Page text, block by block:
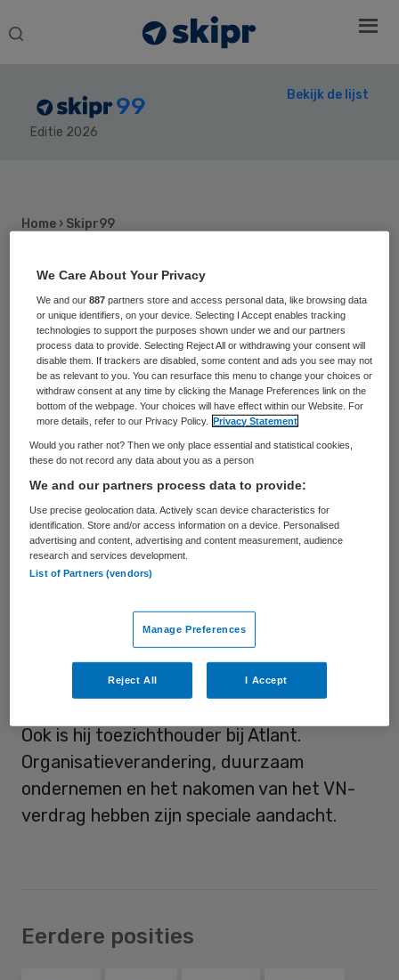
Search
99
Editie 2026
Bekijk de lijst
Home › Skipr99
14 Positie vorig jaar: 7
Ernst Klunder
Ernst Klunder (1963) is sinds april 2023
voorzitter van de raad van bestuur van ’s
Heeren Loo, de grootste aanbieder van
gehandicaptenzorg in Nederland. Hij was
daarvoor sinds 2018 al lid van de raad van
bestuur.
Klunder is daarnaast bestuurslid en
Gehandicaptenzorg Nederland (VGN).
Namens de VGN is hij betrokken bij onder
meer de landelijke Regiegroep Regeldruk en
Ook is hij toezichthouder bij Atlant.
Organisatieverandering, duurzaam
ondernemen en het nakomen van het VN-
verdrag hebben zijn speciale aandacht.
Eerdere posities
Sidebar
We Care About Your Privacy
We and our887 partners store and access personal data, like browsing data
or unique identifiers, on your device. Selecting I Accept enables tracking
technologies to support the purposes shown under we and our partners
process data to provide. Selecting Reject All or withdrawing your consent will
disable them. If trackers are disabled, some content and ads you see may not
be as relevant to you. You can resurface this menu to change your choices or
withdraw consent at any time by clicking the Manage Preferences link on the
bottom of the webpage. Your choices will have effect within our Website. For
more details, refer to our Privacy Policy.
Privacy Statement
Would you rather not? Then we only place essential and statistical cookies,
these do not record any data about you as a person
We and our partners process data to provide:
Use precise geolocation data. Actively scan device characteristics for
identification. Store and/or access information on a device. Personalised
advertising and content, advertising and content measurement, audience
research and services development.
List of Partners (vendors)
Manage Preferences
Reject All I Accept